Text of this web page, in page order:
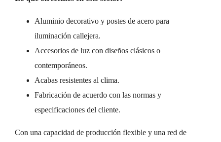
Aluminio decorativo y postes de acero para
iluminación callejera.
Accesorios de luz con diseños clásicos o
contemporáneos.
Acabas resistentes al clima.
Fabricación de acuerdo con las normas y
especificaciones del cliente.
Con una capacidad de producción flexible y una red de